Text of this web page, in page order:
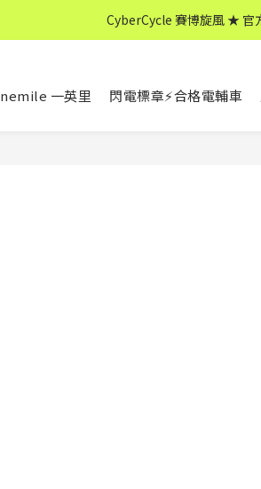
CyberCycle 賽博旋風 ★ 官
↖ 全館消費滿 $599 免
一英里 閃電標章⚡合格電輔車